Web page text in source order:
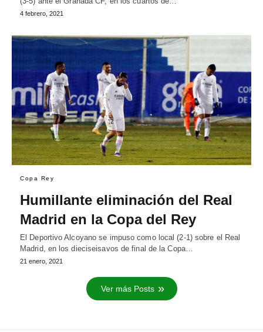
4 febrero, 2021
Copa Rey
Humillante eliminación del Real
Madrid en la Copa del Rey
El Deportivo Alcoyano se impuso como local (2-1) sobre el Real
Madrid, en los dieciseisavos de final de la Copa…
21 enero, 2021
Ver más Posts